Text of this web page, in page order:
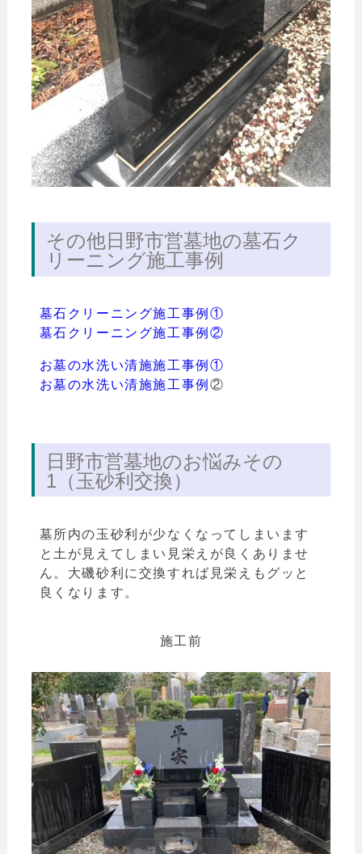
その他日野市営墓地の墓石ク
リーニング施工事例
墓石クリーニング施工事例①
墓石クリーニング施工事例②
お墓の水洗い清施施工事例①
お墓の水洗い清施施工事例 ②
日野市営墓地のお悩みその
1（玉砂利交換）
墓所内の玉砂利が少なくなってしまいます
と土が見えてしまい見栄えが良くありませ
ん。 大磯砂利に交換すれば見栄えもグッと
良くなります。
施工前